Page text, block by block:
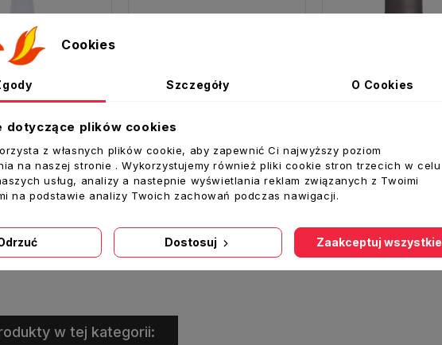
Koszyka Dodaj Do Koszyka Dodaj Do Koszyka
w tej kategorii:
Cookies
Szczegóły O Cookies
dotyczące plików cookies
z własnych plików cookie, aby zapewnić Ci najwyższy poziom
na naszej stronie . Wykorzystujemy również pliki cookie stron trzecich w celu
usług, analizy a nastepnie wyświetlania reklam związanych z Twoimi
na podstawie analizy Twoich zachowań podczas nawigacji.
Dostosuj Zaakceptuj wszystkie